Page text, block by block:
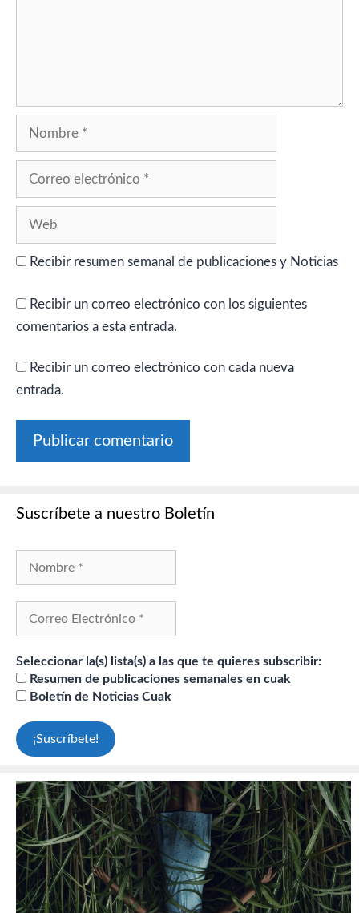
Recibir resumen semanal de publicaciones y Noticias
Recibir un correo electrónico con los siguientes
comentarios a esta entrada.
Recibir un correo electrónico con cada nueva
entrada.
Suscríbete a nuestro Boletín
Seleccionar la(s) lista(s) a las que te quieres subscribir:
Resumen de publicaciones semanales en cuak
Boletín de Noticias Cuak